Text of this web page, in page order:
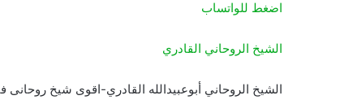
اضغط للواتساب
الشيخ الروحاني القادري
الشيخ الروحاني أبوعبيدالله القادري-اقوى شيخ